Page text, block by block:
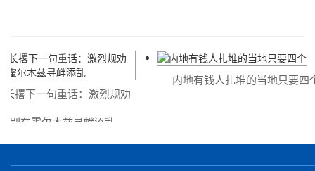
撂下一句重话：激烈规劝
在霍尔木兹寻衅添乱
内地有钱人扎堆的当地只要四个